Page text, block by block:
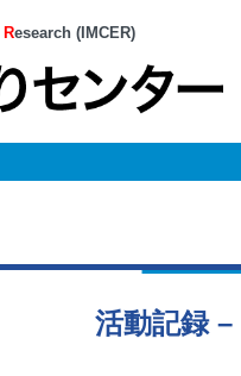
Research (IMCER)
活動記録